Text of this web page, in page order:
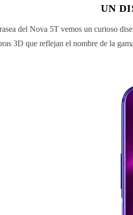
UN
del Nova 5T vemos un curioso
3D que reflejan el nombre de la